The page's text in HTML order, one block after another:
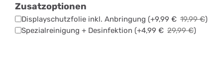
Pro
Max
Zusatzoptionen
Displayschutzfolie inkl. Anbringung (+9,99 € 19,99€)
Spezialreinigung + Desinfektion (+4,99 € 29,99€)